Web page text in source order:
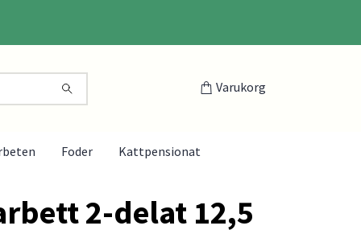
Varukorg
Foder Kattpensionat
2-delat 12,5